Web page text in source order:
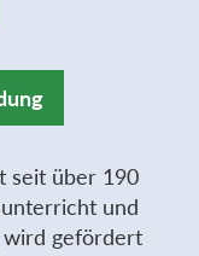
seit über 190
und
wird gefördert